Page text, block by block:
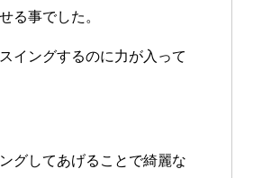
る事でした。
イングするのに力が入って
グしてあげることで綺麗な